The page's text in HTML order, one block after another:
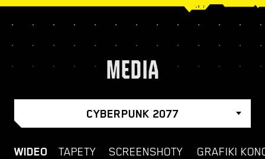
MEDIA
CYBERPUNK 2077
WIDEO TAPETY SCREENSHOTY GRAFIKI